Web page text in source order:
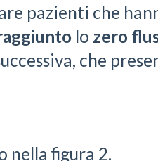
pazienti che
lo zero
che
nella figura 2.